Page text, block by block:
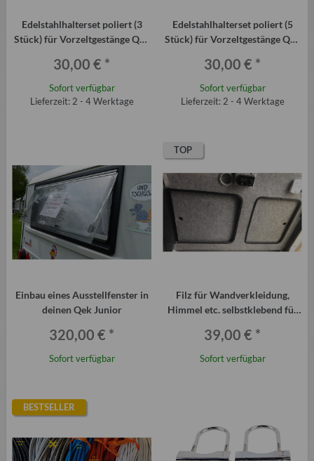
Edelstahlhalterset poliert (3
Stück) für Vorzeltgestänge Qek
30,00 € *
Sofort verfügbar
Lieferzeit: 2 - 4 Werktage
Edelstahlhalterset poliert (5
Stück) für Vorzeltgestänge Qek
30,00 € *
Sofort verfügbar
Lieferzeit: 2 - 4 Werktage
Einbau eines Ausstellfenster in
deinen Qek Junior
320,00 € *
Sofort verfügbar
TOP
Filz für Wandverkleidung,
Himmel etc. selbstklebend für
39,00 € *
Sofort verfügbar
BESTSELLER